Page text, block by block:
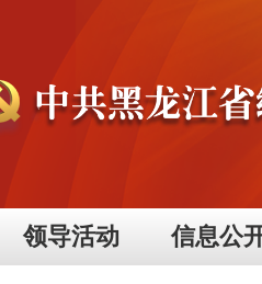
领导活动 信息公